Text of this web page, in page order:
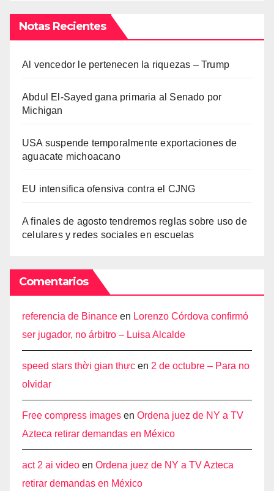
Notas Recientes
Al vencedor le pertenecen la riquezas – Trump
Abdul El-Sayed gana primaria al Senado por
Michigan
USA suspende temporalmente exportaciones de
aguacate michoacano
EU intensifica ofensiva contra el CJNG
A finales de agosto tendremos reglas sobre uso de
celulares y redes sociales en escuelas
Comentarios
referencia de Binance en Lorenzo Córdova confirmó
ser jugador, no árbitro – Luisa Alcalde
speed stars thời gian thực en 2 de octubre – Para no
olvidar
Free compress images en Ordena juez de NY a TV
Azteca retirar demandas en México
act 2 ai video en Ordena juez de NY a TV Azteca
retirar demandas en México